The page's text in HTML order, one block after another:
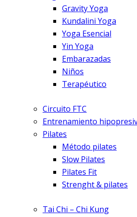
Gravity Yoga
Kundalini Yoga
Yoga Esencial
Yin Yoga
Embarazadas
Niños
Terapéutico
Circuito FTC
Entrenamiento
Pilates
Método pilates
Slow Pilates
Pilates Fit
Strenght & pilates
Tai Chi – Chi Kung